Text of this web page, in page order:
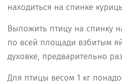
находиться на спинке
Выложить птицу на спинку
по всей площади взбитым
духовке, предварительно
Для птицы весом 1 кг